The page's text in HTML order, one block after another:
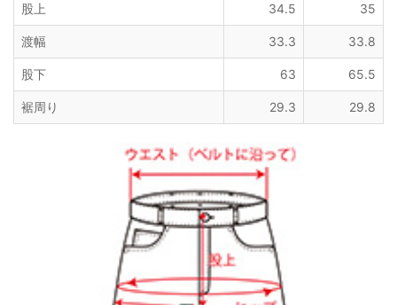
股上 34.5 35
渡幅 33.3 33.8
股下 63 65.5
裾周り 29.3 29.8